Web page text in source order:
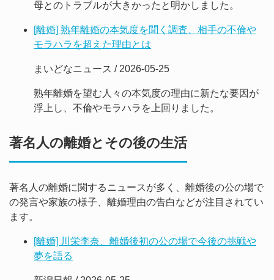
母とのトラブルが大きかったと明かしました。
[離婚] 熟年離婚の本気度を聞く調査、相手の不倫や
モラハラを超えた理由とは
まいどなニュース / 2026-05-25
熟年離婚を望む人々の本気度の理由に新たな要因が
浮上し、不倫やモラハラを上回りました。
著名人の離婚とその後の生活
著名人の離婚に関するニュースが多く、離婚後の公の場で
の発言や家族の様子、離婚理由の告白などが注目されてい
ます。
[離婚] 川栄李奈、離婚後初の公の場で今後の挑戦や
夢を語る